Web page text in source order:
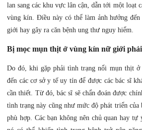
lan sang các khu vực lân cận, dẫn tới một loạt
vùng kín. Điều này có thể làm ảnh hưởng đến
giới hay gây ra căn bệnh ung thư nguy hiểm.
Bị mọc mụn thịt ở vùng kín nữ giới
Do đó, khi gặp phải tình trạng nổi mụn thịt ở
đến các cơ sở y tế uy tín để được các bác sĩ
cần thiết. Từ đó, bác sĩ sẽ chẩn đoán được
tình trạng này cũng như mức độ phát triển của
phù hợp. Các bạn không nên chủ quan hay